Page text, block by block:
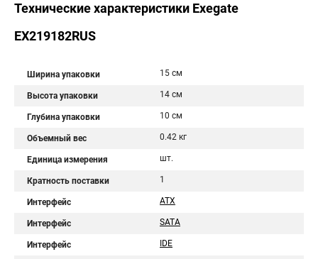
Технические характеристики Exegate
EX219182RUS
Ширина упаковки 15 см
Высота упаковки 14 см
Глубина упаковки 10 см
Объемный вес 0.42 кг
Единица измерения шт.
Кратность поставки 1
Интерфейс ATX
Интерфейс SATA
Интерфейс IDE